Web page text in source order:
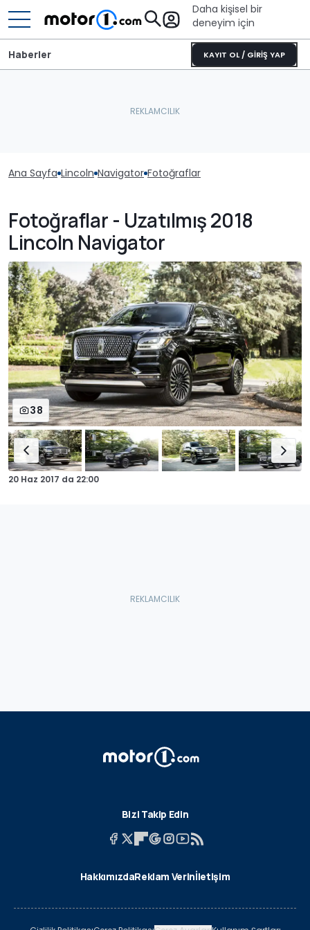
Daha kişisel bir
deneyim için
KAYIT OL / GİRİŞ YAP
Haberler
Ana Sayfa Lincoln Navigator Fotoğraflar
Fotoğraflar - Uzatılmış 2018
Lincoln Navigator
38
20 Haz 2017 da 22:00
Bizi Takip Edin
HakkımızdaReklam Verinİletişim